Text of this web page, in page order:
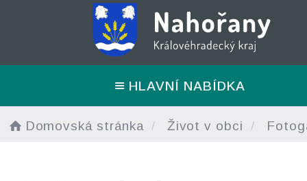
HLAVNÍ NABÍDKA
Domovská stránka Život v obci